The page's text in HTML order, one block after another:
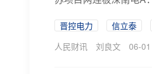
晋控电力 信立泰
人民财讯
刘良文 06-